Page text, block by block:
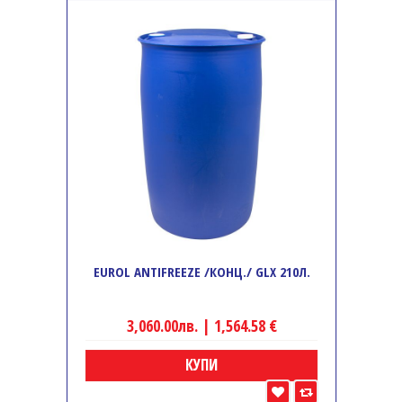
EUROL ANTIFREEZE /КОНЦ./ GLX 210Л.
3,060.00лв. | 1,564.58 €
КУПИ